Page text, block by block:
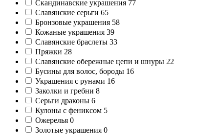
Cкандинавские украшения 77
Славянские серьги 65
Бронзовые украшения 58
Кожаные украшения 39
Славянские браслеты 33
Пряжки 28
Славянские обережные цепи и шнуры 22
Бусины для волос, бороды 16
Украшения с рунами 16
Заколки и гребни 8
Серьги драконы 6
Кулоны с фениксом 5
Ожерелья 0
Золотые украшения 0